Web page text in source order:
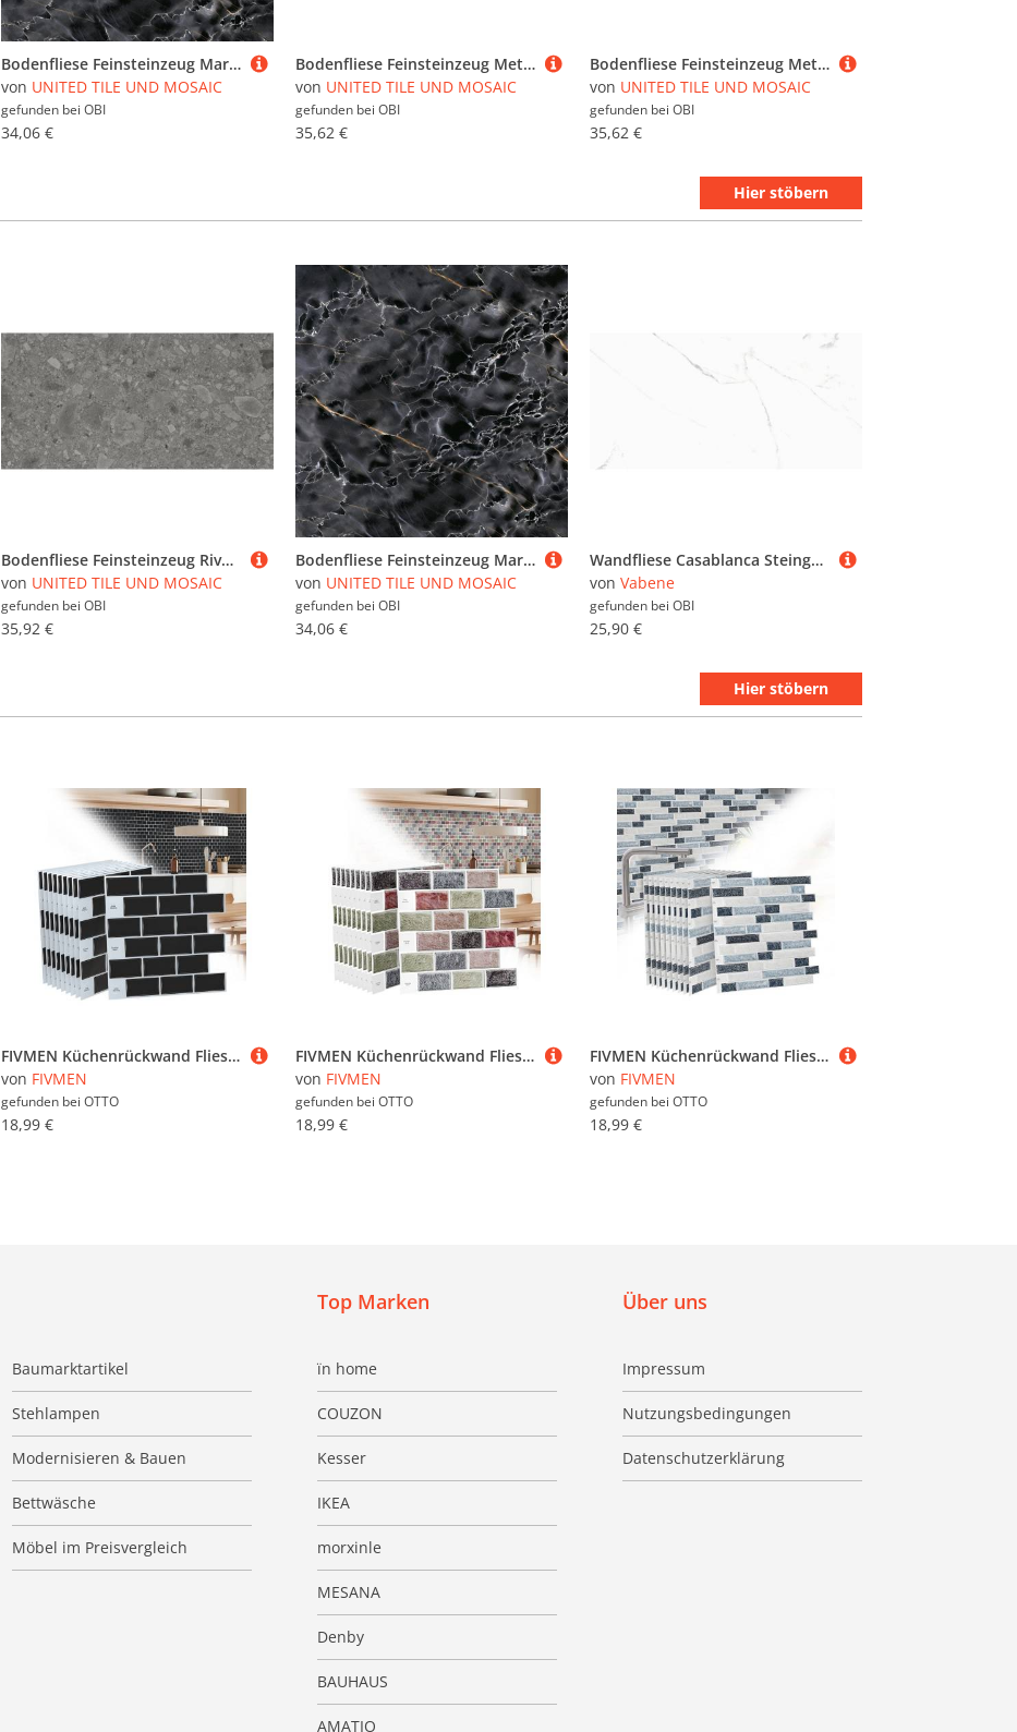
Bodenfliese Feinsteinzeug Marmor dark wave Grau 59,5 cm x 59,5 cm
von UNITED TILE UND MOSAIC
gefunden bei OBI
34,06 €
Bodenfliese Feinsteinzeug Metallique stahl Glasiert Poliert 60 cm x 30 cm
von UNITED TILE UND MOSAIC
gefunden bei OBI
35,62 €
Bodenfliese Feinsteinzeug Metallique grau Grau Glasiert Poliert 60 cm x 30 cm
von UNITED TILE UND MOSAIC
gefunden bei OBI
35,62 €
Hier stöbern
Bodenfliese Feinsteinzeug Riverstone grau Grau Glasiert Matt 60 cm x 30 cm
von UNITED TILE UND MOSAIC
gefunden bei OBI
35,92 €
Bodenfliese Feinsteinzeug Marmor dark wave Grau 59,5 cm x 59,5 cm
von UNITED TILE UND MOSAIC
gefunden bei OBI
34,06 €
Wandfliese Casablanca Steingut Weiß Glänzend 30 cm x 60 cm
von Vabene
gefunden bei OBI
25,90 €
Hier stöbern
FIVMEN Küchenrückwand Fliesenaufkleber Küche Bad Fliesen PVC Klebefliesen Wasserdichtes, Selbstklebendes Wandfliesen mit Glänzend
von FIVMEN
gefunden bei OTTO
18,99 €
FIVMEN Küchenrückwand Fliesenaufkleber Küche Bad Fliesen PVC Klebefliesen Wasserdichtes, Selbstklebendes Wandfliesen mit Glänzend
von FIVMEN
gefunden bei OTTO
18,99 €
FIVMEN Küchenrückwand Fliesenaufkleber Küche Bad Fliesen PVC Klebefliesen Wasserdichtes, Selbstklebendes Wandfliesen mit Glänzend
von FIVMEN
gefunden bei OTTO
18,99 €
Über uns
Impressum
Nutzungsbedingungen
Datenschutzerklärung
Baumarktartikel
Stehlampen
Modernisieren & Bauen
Bettwäsche
Möbel im Preisvergleich
Top Marken
ïn home
COUZON
Kesser
IKEA
morxinle
MESANA
Denby
BAUHAUS
AMATIO